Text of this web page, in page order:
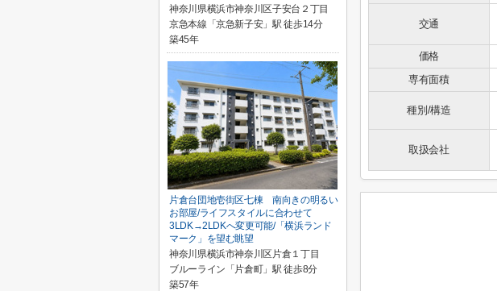
交通
価格
専有面積
種別/構造
取扱会社
神奈川県横浜市神奈川区子安台２丁目
京急本線「京急新子安」駅 徒歩14分
築45年
片倉台団地壱街区七棟 南向きの明るい
お部屋/ライフスタイルに合わせて
3LDK→2LDKへ変更可能/「横浜ランド
マーク」を望む眺望
神奈川県横浜市神奈川区片倉１丁目
ブルーライン「片倉町」駅 徒歩8分
築57年